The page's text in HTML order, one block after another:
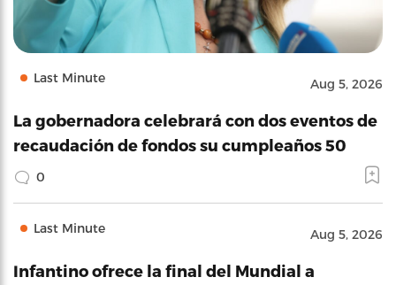
Last Minute Aug 5, 2026
La gobernadora celebrará con dos eventos de
recaudación de fondos su cumpleaños 50
0
Last Minute Aug 5, 2026
Infantino ofrece la final del Mundial a